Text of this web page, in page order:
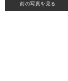
前の写真を見る